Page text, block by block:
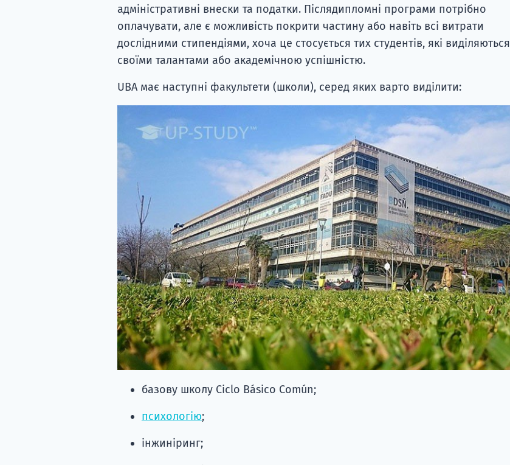
адміністративні внески та податки. Післядипломні програми потрібно
оплачувати, але є можливість покрити частину або навіть всі витрати
дослідними стипендіями, хоча це стосується тих студентів, які виділяються
своїми талантами або академічною успішністю.
UBA має наступні факультети (школи), серед яких варто виділити:
базову школу Ciclo Básico Común;
психологію;
інжиніринг;